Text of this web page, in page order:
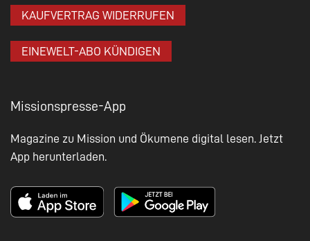
KAUFVERTRAG WIDERRUFEN
EINEWELT-ABO KÜNDIGEN
Missionspresse-App
Magazine zu Mission und Ökumene digital lesen. Jetzt
App herunterladen.